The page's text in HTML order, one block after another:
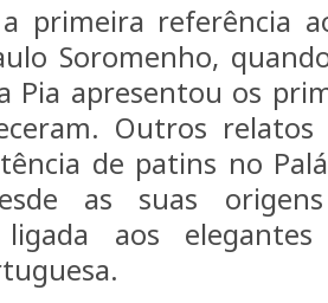
primeira referência
Soromenho,
Pia apresentou os
Outros relatos
de patins no
as suas
ligada aos